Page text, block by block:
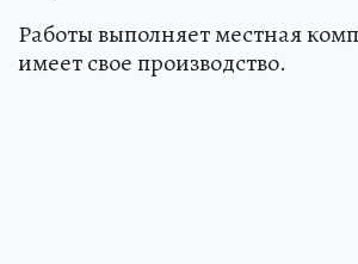
Работы выполняет местная
имеет свое производство.